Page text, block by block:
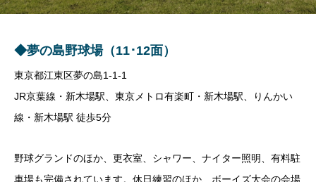
◆夢の島野球場（11･12面）
東京都江東区夢の島1-1-1
JR京葉線・新木場駅、東京メトロ有楽町・新木場駅、りんかい
線・新木場駅 徒歩5分
野球グランドのほか、更衣室、シャワー、ナイター照明、有料駐
車場も完備されています。休日練習のほか、ボーイズ大会の会場